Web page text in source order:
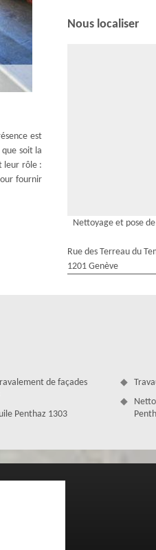
est
soit la
leur rôle :
fournir
projet,
ci-
Nous localiser
Nettoyage et pose
Rue des Terreau du
1201 Genève
de façades
Penthaz 1303